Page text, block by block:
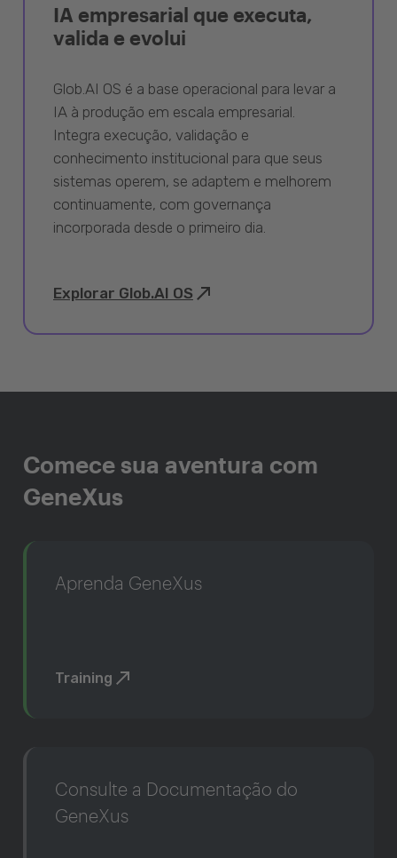
IA empresarial que executa,
valida e evolui
Glob.AI OS é a base operacional para levar a
IA à produção em escala empresarial.
Integra execução, validação e
conhecimento institucional para que seus
sistemas operem, se adaptem e melhorem
continuamente, com governança
incorporada desde o primeiro dia.
Explorar Glob.AI OS
Comece sua aventura com
GeneXus
Aprenda GeneXus
Training
Consulte a Documentação do
GeneXus